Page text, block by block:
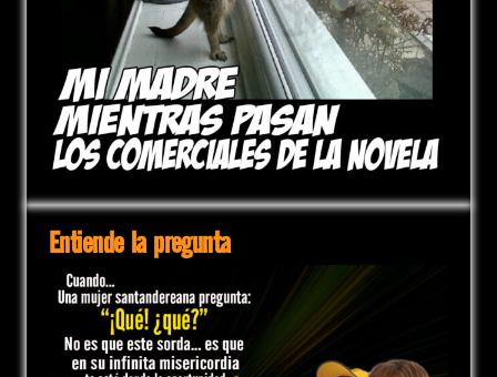
Entiende la pregunta